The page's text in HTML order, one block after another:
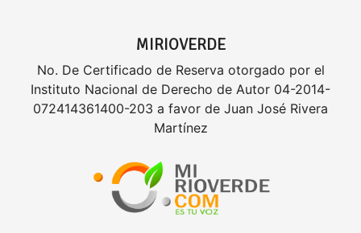
MIRIOVERDE
No. De Certificado de Reserva otorgado por el
Instituto Nacional de Derecho de Autor 04-2014-
072414361400-203 a favor de Juan José Rivera
Martínez